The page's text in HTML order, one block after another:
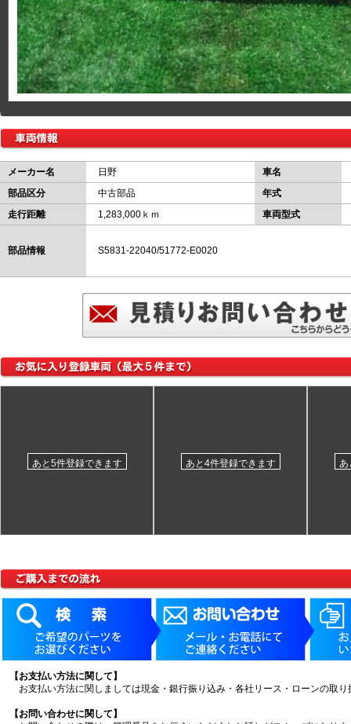
メーカー名 日野
車名
部品区分
中古部品
年式
走行距離
1,283,000ｋｍ 車両型式
部品情報 S5831-22040/51772-E0020
あと5件登録できます あと4件登録できます あ